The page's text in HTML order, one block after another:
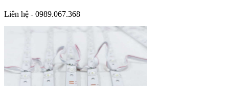
Liên hệ - 0989.067.368